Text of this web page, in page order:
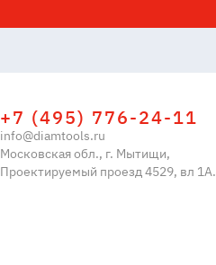
+7 (495) 776-24-11
info@diamtools.ru
Московская обл., г. Мытищи,
Проектируемый проезд 4529, вл 1А.